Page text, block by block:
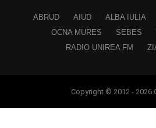
ABRUD AIUD ALBA IULIA
OCNA MURES
SEBES
RADIO UNIREA FM
Copyright © 2012 - 2026